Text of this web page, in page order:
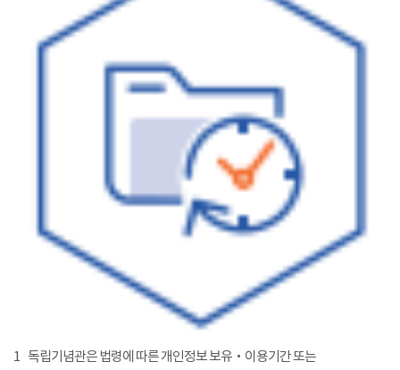
1 독립기념관은 법령에 따른 개인정보 보유‧이용기간 또는